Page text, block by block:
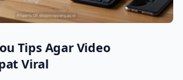
Tips Agar Video
Viral